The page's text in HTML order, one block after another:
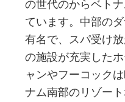
の世代のからベト
ています。中部の
有名で、スパ受け
の施設が充実した
ャンやフーコック
ナム南部のリゾー